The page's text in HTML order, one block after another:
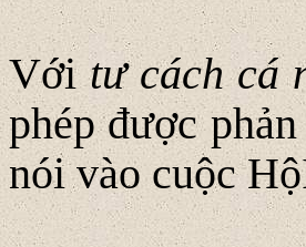
Vớitư cách cá
phép được
nói vào cuộc